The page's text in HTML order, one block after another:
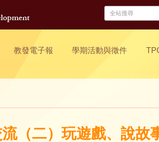
教發電子報 學期活動與徵件
（二）玩遊戲、說故